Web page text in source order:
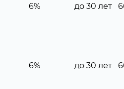
6% до 30 лет
6% до 30 лет